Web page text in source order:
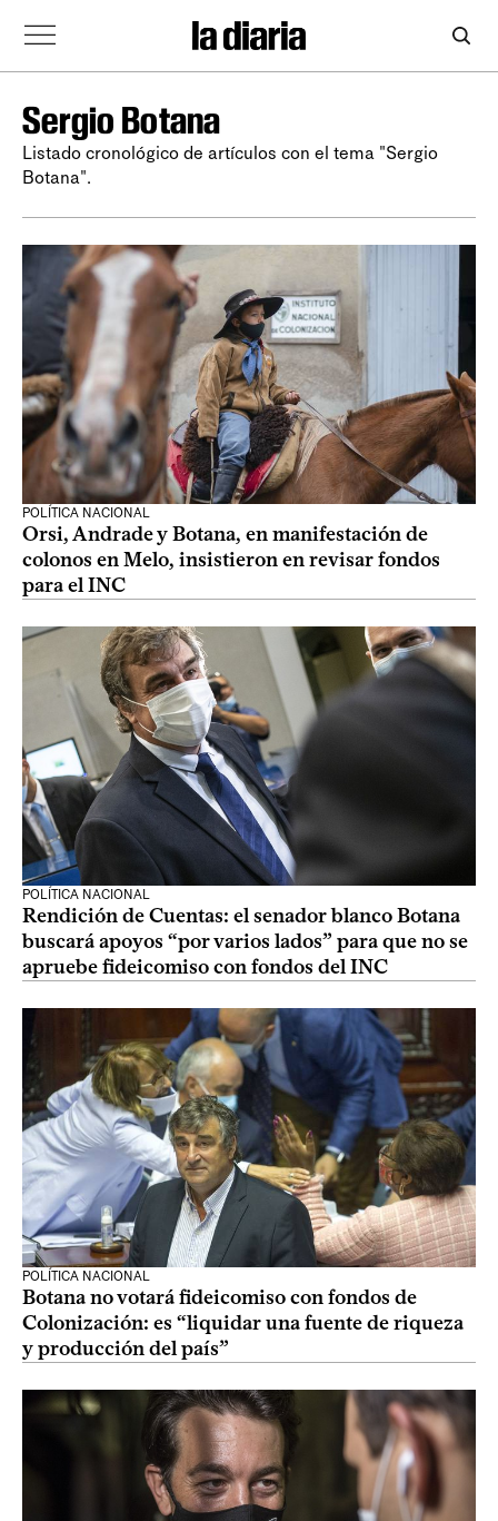
Sergio Botana
Listado cronológico de artículos con el tema "Sergio
Botana".
POLÍTICA NACIONAL
Orsi, Andrade y Botana, en manifestación de
colonos en Melo, insistieron en revisar fondos
para el INC
POLÍTICA NACIONAL
Rendición de Cuentas: el senador blanco Botana
buscará apoyos “por varios lados” para que no se
apruebe fideicomiso con fondos del INC
POLÍTICA NACIONAL
Botana no votará fideicomiso con fondos de
Colonización: es “liquidar una fuente de riqueza
y producción del país”